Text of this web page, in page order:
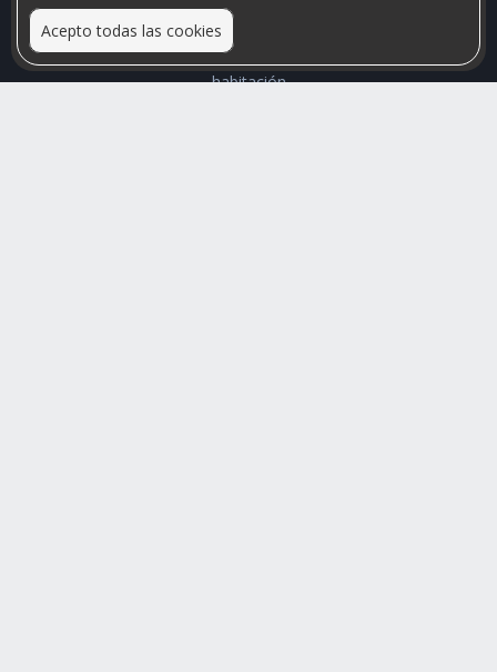
Acepto todas las cookies
Relacionamos personas que arriendan con las que buscan una
habitación